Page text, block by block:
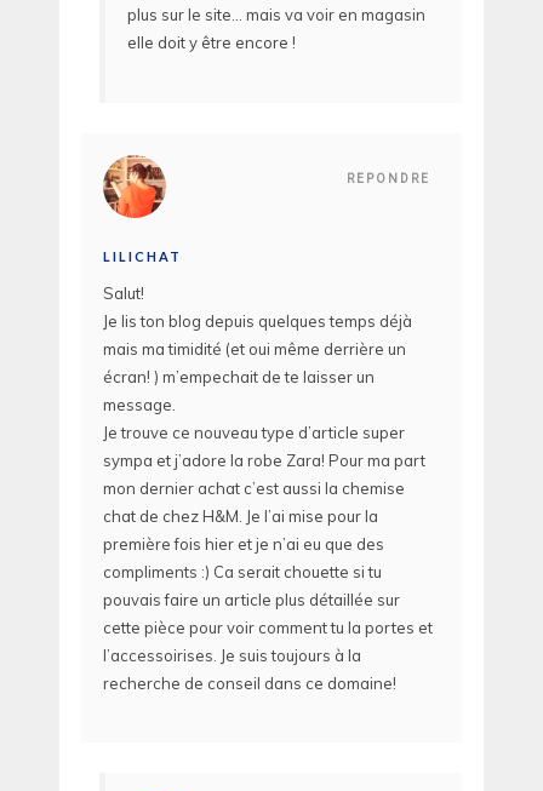
plus sur le site… mais va voir en magasin
elle doit y être encore !
REPONDRE
LILICHAT
Salut!
Je lis ton blog depuis quelques temps déjà
mais ma timidité (et oui même derrière un
écran! ) m’empechait de te laisser un
message.
Je trouve ce nouveau type d’article super
sympa et j’adore la robe Zara! Pour ma part
mon dernier achat c’est aussi la chemise
chat de chez H&M. Je l’ai mise pour la
première fois hier et je n’ai eu que des
compliments :) Ca serait chouette si tu
pouvais faire un article plus détaillée sur
cette pièce pour voir comment tu la portes et
l’accessoirises. Je suis toujours à la
recherche de conseil dans ce domaine!